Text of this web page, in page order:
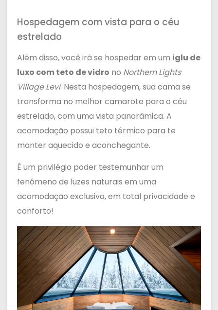
Hospedagem com vista para o céu
estrelado
Além disso, você irá se hospedar em um iglu de
luxo com teto de vidro no Northern Lights
Village Levi. Nesta hospedagem, sua cama se
transforma no melhor camarote para o céu
estrelado, com uma vista panorâmica. A
acomodação possui teto térmico para te
manter aquecido e aconchegante.
É um privilégio poder testemunhar um
fenômeno de luzes naturais em uma
acomodação exclusiva, em total privacidade e
conforto!